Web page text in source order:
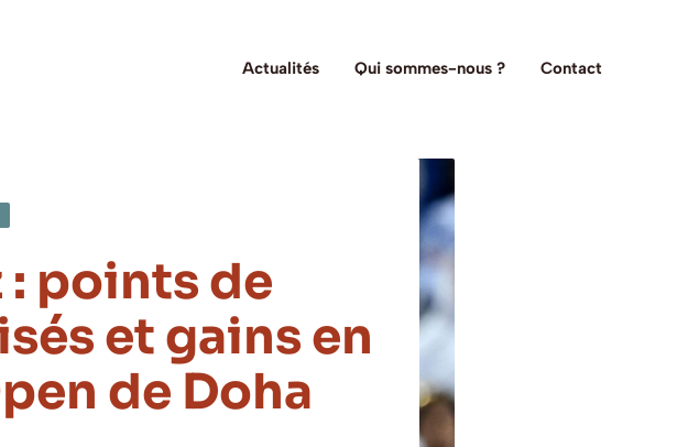
Actualités Qui sommes-nous ? Contact
: points de
et gains en
de Doha